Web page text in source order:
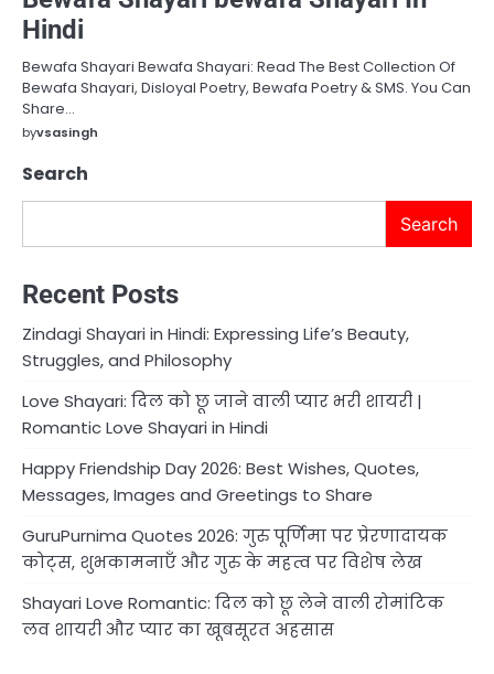
Hindi
Bewafa Shayari Bewafa Shayari: Read The Best Collection Of
Bewafa Shayari, Disloyal Poetry, Bewafa Poetry & SMS. You Can
Share…
byvsasingh
Search
Search
Recent Posts
Zindagi Shayari in Hindi: Expressing Life’s Beauty,
Struggles, and Philosophy
Love Shayari: दिल को छू जाने वाली प्यार भरी शायरी |
Romantic Love Shayari in Hindi
Happy Friendship Day 2026: Best Wishes, Quotes,
Messages, Images and Greetings to Share
GuruPurnima Quotes 2026: गुरु पूर्णिमा पर प्रेरणादायक
कोट्स, शुभकामनाएँ और गुरु के महत्व पर विशेष लेख
Shayari Love Romantic: दिल को छू लेने वाली रोमांटिक
लव शायरी और प्यार का खूबसूरत अहसास